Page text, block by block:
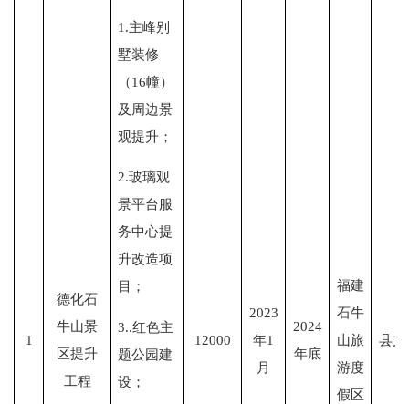
1
德化石
牛山景
区提升
工程
1.主峰别
墅装修
（16幢）
及周边景
观提升；
2.玻璃观
景平台服
务中心提
升改造项
目；
3..红色主
题公园建
设；
12000
2023
年1
月
2024
年底
福建
石牛
山旅
游度
假区
县